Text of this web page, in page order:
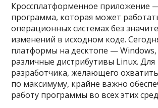
Кроссплатформенное приложение
программа, которая может
операционных системах без
изменений в исходном коде.
платформы на десктопе — Windows,
различные дистрибутивы Linux. Для
разработчика, желающего
по максимуму, крайне важно
работу программы во всех этих